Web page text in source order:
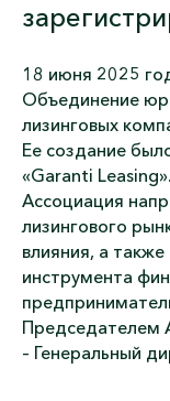
18 июня 2025
Объединение
лизинговых
Ее создание
«Garanti Leasing».
Ассоциация
лизингового
влияния, а также
инструмента
Председателем
– Генеральный